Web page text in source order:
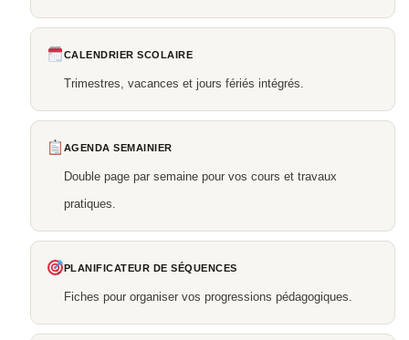
CALENDRIER SCOLAIRE
Trimestres, vacances et jours fériés intégrés.
AGENDA SEMAINIER
Double page par semaine pour vos cours et travaux
pratiques.
PLANIFICATEUR DE SÉQUENCES
Fiches pour organiser vos progressions pédagogiques.